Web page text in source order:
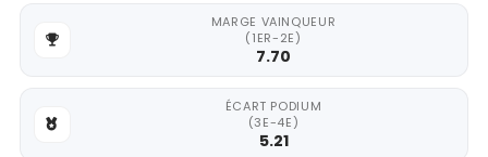
MARGE VAINQUEUR
(1ER-2E)
7.70
ÉCART PODIUM
(3E-4E)
5.21